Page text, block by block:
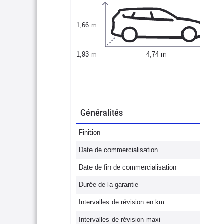
1,66 m
1,93 m 4,74 m
Généralités
Finition
Date de commercialisation
Date de fin de commercialisation
Durée de la garantie
Intervalles de révision en km
Intervalles de révision maxi